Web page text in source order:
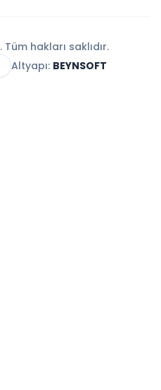
hakları saklıdır.
Altyapı: BEYNSOFT